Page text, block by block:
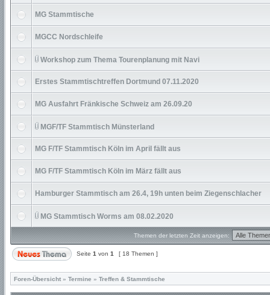
MG Stammtische
MGCC Nordschleife
Workshop zum Thema Tourenplanung mit Navi
Erstes Stammtischtreffen Dortmund 07.11.2020
MG Ausfahrt Fränkische Schweiz am 26.09.20
MGF/TF Stammtisch Münsterland
MG F/TF Stammtisch Köln im April fällt aus
MG F/TF Stammtisch Köln im März fällt aus
Hamburger Stammtisch am 26.4, 19h unten beim Ziegenschlacher
MG Stammtisch Worms am 08.02.2020
Themen der letzten Zeit anzeigen:
Seite 1 von 1 [ 18 Themen ]
Foren-Übersicht » Termine » Treffen & Stammtische